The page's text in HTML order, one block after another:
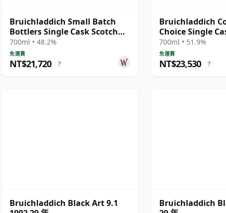
Bruichladdich Small Batch
Bottlers Single Cask Scotch
1991 30 年
700ml • 48.2%
免運費
NT$21,720 ?
Bruichladdich
Choice Single
30 年
700ml • 51.9%
免運費
NT$23,530 ?
Bruichladdich Black Art 9.1
Bruichladdich